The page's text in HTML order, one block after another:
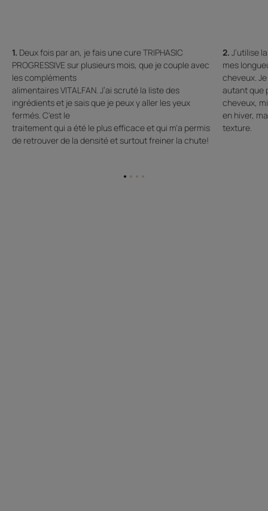
1. Deux fois par an, je fais une cure TRIPHASIC
PROGRESSIVE sur plusieurs mois, que je couple avec
les compléments
alimentaires VITALFAN. J’ai scruté la liste des
ingrédients et je sais que je peux y aller les yeux
fermés. C'est le
traitement qui a été le plus efficace et qui m'a permis
de retrouver de la densité et surtout freiner la chute!
2. J’utilise
mes
cheveux.
autant que
cheveux,
en hiver,
texture.
Aller
AllerAllerAller